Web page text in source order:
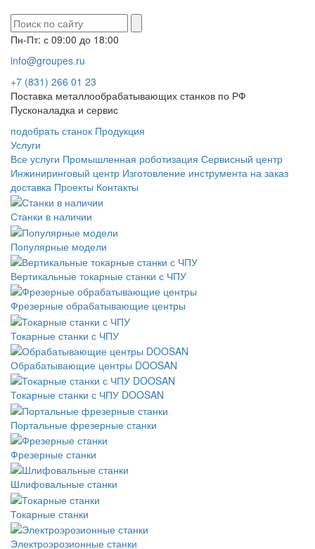
Пн-Пт: с 09:00 до 18:00
info@groupes.ru
+7 (831) 266 01 23
Поставка металлообрабатывающих станков по РФ
Пусконаладка и сервис
подобрать станок Продукция
Услуги
Все услуги Промышленная роботизация Сервисный центр
Инжиниринговый центр Изготовление инструмента на заказ
доставка Проекты Контакты
Станки в наличии
Популярные модели
Вертикальные токарные станки с ЧПУ
Фрезерные обрабатывающие центры
Токарные станки с ЧПУ
Обрабатывающие центры DOOSAN
Токарные станки с ЧПУ DOOSAN
Портальные фрезерные станки
Фрезерные станки
Шлифовальные станки
Токарные станки
Электроэрозионные станки